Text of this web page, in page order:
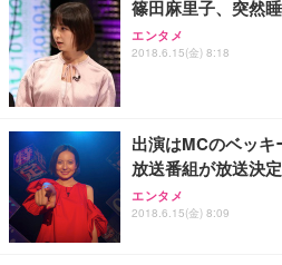
篠田麻里子、突然
エンタメ
2018.6.15(金) 8:18
出演はMCのベッ
放送番組が放送決定
エンタメ
2018.6.15(金) 8:09